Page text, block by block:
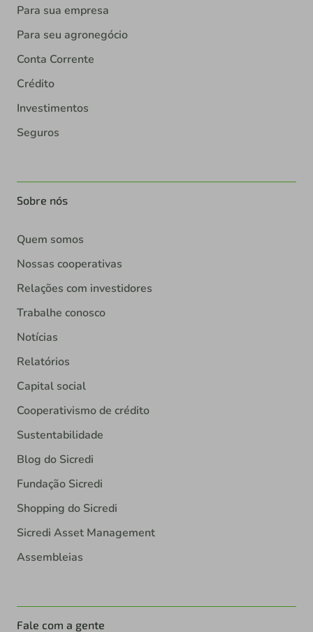
Para sua empresa
Para seu agronegócio
Conta Corrente
Crédito
Investimentos
Seguros
Sobre nós
Quem somos
Nossas cooperativas
Relações com investidores
Trabalhe conosco
Notícias
Relatórios
Capital social
Cooperativismo de crédito
Sustentabilidade
Blog do Sicredi
Fundação Sicredi
Shopping do Sicredi
Sicredi Asset Management
Assembleias
Fale com a gente